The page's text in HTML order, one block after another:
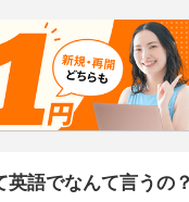
英語でなんて言うの？